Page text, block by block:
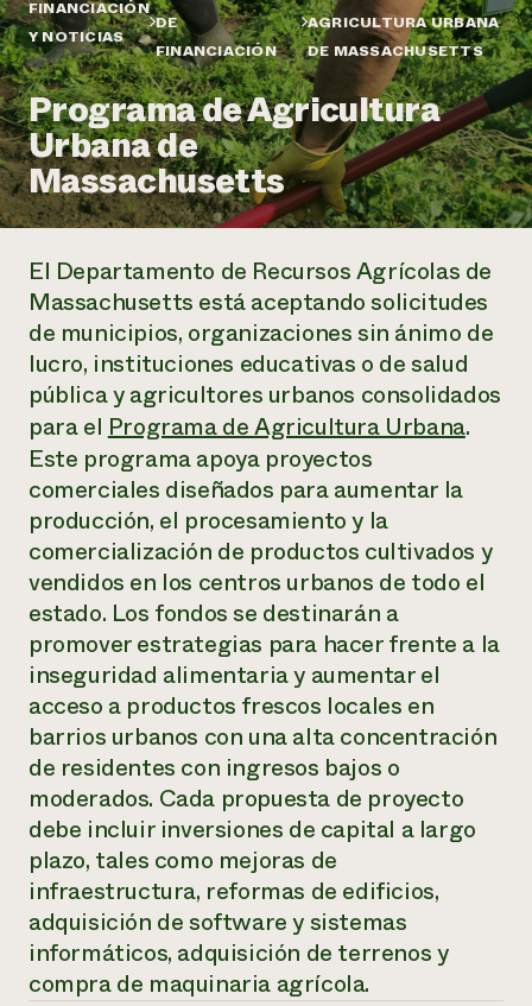
Informes anuales y financieros
Historias de impacto
Informe de
impacto 2024
LEER EL INFORME
Latinos en la agricultura
Sistemas alimentarios locales
Agricultura urbana
Las mujeres en la agricultura
Evento anual de reciclaje de productos electrónicos
Programa de descuentos de NorthWestern Energy
Servicios energéticos comerciales
Servicios energéticos residenciales
LIHEAP
Centro de intercambio de información AgriSolar
Blog
Podcasts
Publicaciones
Cursos cortos
Vídeos
Oportunidades de financiación
Noticias
Internship Hub
Buscar prácticas
Contratar a un becario
un
Llame a la
directa de
1-800-346-
Asociaciones empresariales
Donar
Donaciones planificadas
Boletín
Consultas de los medios de comunicación
Todos
contribuyen a la
resiliencia de la
comunidad.
DONAR AHORA
FINANCIACIÓN
Y NOTICIAS
DE
FINANCIACIÓN
AGRICULTURA URBANA
DE MASSACHUSETTS
Programa de Agricultura
Urbana de
Massachusetts
El Departamento de Recursos Agrícolas de
Massachusetts está aceptando solicitudes
de municipios, organizaciones sin ánimo de
lucro, instituciones educativas o de salud
pública y agricultores urbanos consolidados
para elPrograma de Agricultura Urbana.
Este programa apoya proyectos
comerciales diseñados para aumentar la
producción, el procesamiento y la
comercialización de productos cultivados y
vendidos en los centros urbanos de todo el
estado. Los fondos se destinarán a
promover estrategias para hacer frente a la
inseguridad alimentaria y aumentar el
acceso a productos frescos locales en
barrios urbanos con una alta concentración
de residentes con ingresos bajos o
moderados. Cada propuesta de proyecto
debe incluir inversiones de capital a largo
plazo, tales como mejoras de
infraestructura, reformas de edificios,
adquisición de software y sistemas
informáticos, adquisición de terrenos y
compra de maquinaria agrícola.